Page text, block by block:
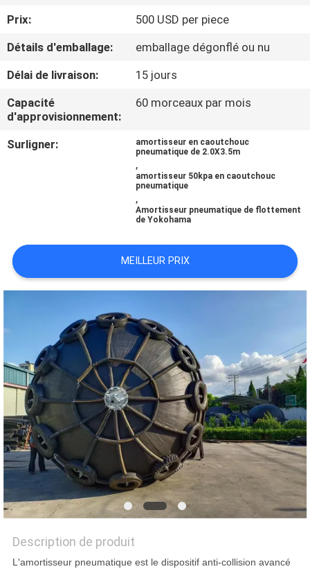
VISITE
D'USINE
CONTRÔLE
DE
QUALITÉ
NOUVELLES
CAS
PLAN
DU
SITE
PRIVACY
POLICY
Prix:
500 USD per piece
Détails d'emballage:
emballage dégonflé ou nu
Délai de livraison:
15 jours
Capacité
d'approvisionnement:
60 morceaux par mois
Surligner:
amortisseur en caoutchouc
pneumatique de 2.0X3.5m
,
amortisseur 50kpa en caoutchouc
pneumatique
,
Amortisseur pneumatique de flottement
de Yokohama
MEILLEUR PRIX
Description de produit
L'amortisseur pneumatique est le dispositif anti-collision avancé